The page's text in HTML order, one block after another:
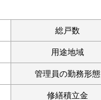
総戸数
用途地域
管理員の勤務形態
修繕積立金